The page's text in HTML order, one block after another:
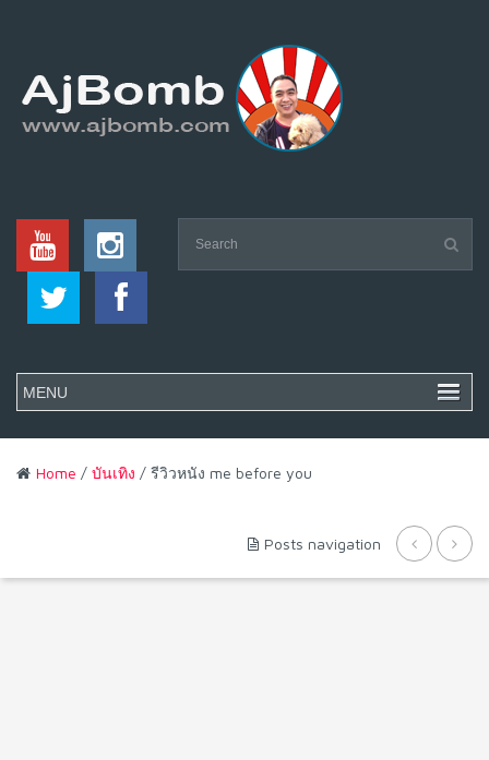
Home / บันเทิง / รีวิวหนัง me before you
Posts navigation